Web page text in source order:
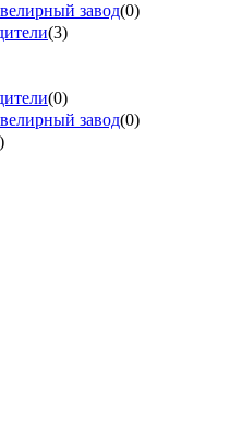
завод(0)
(3)
(0)
завод(0)
)